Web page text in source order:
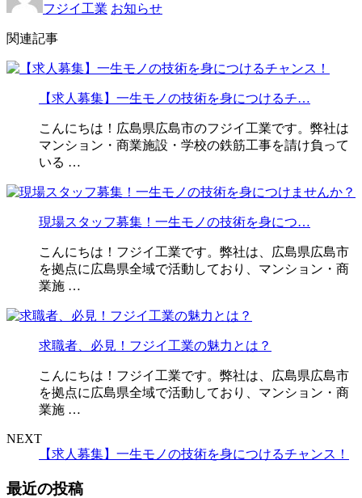
フジイ工業 お知らせ
関連記事
【求人募集】一生モノの技術を身につけるチ…
こんにちは！広島県広島市のフジイ工業です。弊社は
マンション・商業施設・学校の鉄筋工事を請け負って
いる …
現場スタッフ募集！一生モノの技術を身につ…
こんにちは！フジイ工業です。弊社は、広島県広島市
を拠点に広島県全域で活動しており、マンション・商
業施 …
求職者、必見！フジイ工業の魅力とは？
こんにちは！フジイ工業です。弊社は、広島県広島市
を拠点に広島県全域で活動しており、マンション・商
業施 …
NEXT
【求人募集】一生モノの技術を身につけるチャンス！
最近の投稿